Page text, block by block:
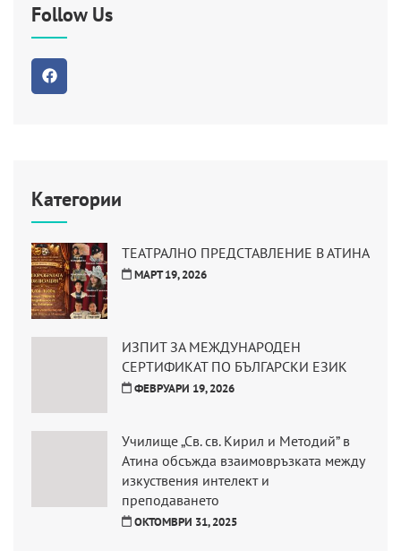
Follow Us
Категории
ТЕАТРАЛНО ПРЕДСТАВЛЕНИЕ В АТИНА
МАРТ 19, 2026
ИЗПИТ ЗА МЕЖДУНАРОДЕН
СЕРТИФИКАТ ПО БЪЛГАРСКИ ЕЗИК
ФЕВРУАРИ 19, 2026
Училище „Св. св. Кирил и Методий” в
Атина обсъжда взаимовръзката между
изкуствения интелект и
преподаването
ОКТОМВРИ 31, 2025